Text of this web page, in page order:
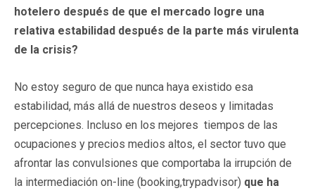
hotelero después de que el mercado logre una
relativa estabilidad después de la parte más virulenta
de la crisis?
No estoy seguro de que nunca haya existido esa
estabilidad, más allá de nuestros deseos y limitadas
percepciones. Incluso en los mejores tiempos de las
ocupaciones y precios medios altos, el sector tuvo que
afrontar las convulsiones que comportaba la irrupción de
la intermediación on-line (booking,trypadvisor) que ha